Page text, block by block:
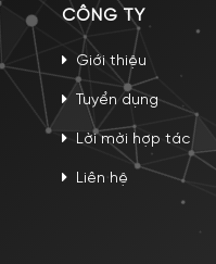
CÔNG TY
Giới thiệu
Tuyển dụng
Lời mời hợp tác
Liên hệ